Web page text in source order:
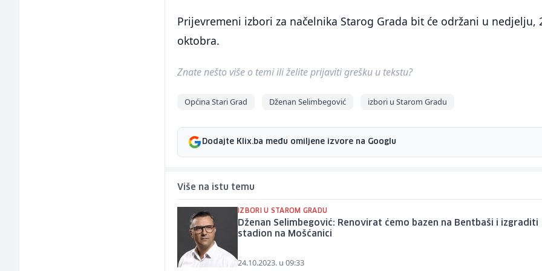
Prijevremeni izbori za načelnika Starog Grada bit će održani u nedjelju,
oktobra.
Znate nešto više o temi ili želite prijaviti grešku u tekstu?
Općina Stari Grad Dženan Selimbegović izbori u Starom Gradu
Dodajte Klix.ba među omiljene izvore na Googlu
Više na istu temu
IZBORI U STAROM GRADU
Dženan Selimbegović: Renovirat ćemo bazen na Bentbaši i izgraditi
stadion na Mošćanici
24.10.2023. u 09:33